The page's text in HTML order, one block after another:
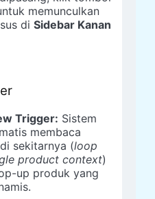
memunculkan
di Sidebar Kanan
Trigger: Sistem
membaca
sekitarnya (loop
product context)
up produk yang